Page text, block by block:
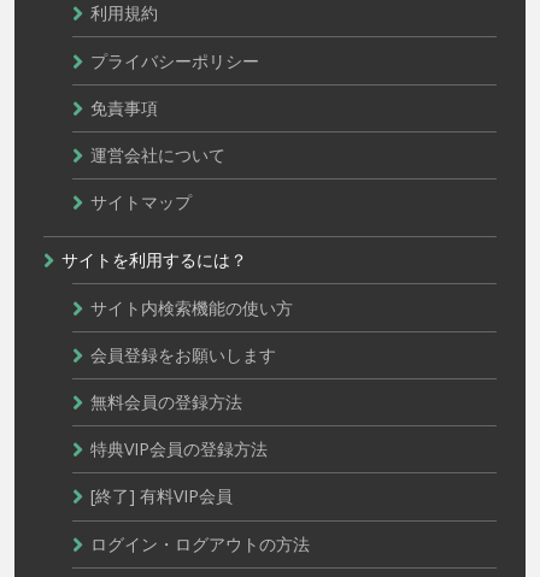
利用規約
プライバシーポリシー
免責事項
運営会社について
サイトマップ
サイトを利用するには？
サイト内検索機能の使い方
会員登録をお願いします
無料会員の登録方法
特典VIP会員の登録方法
[終了] 有料VIP会員
ログイン・ログアウトの方法